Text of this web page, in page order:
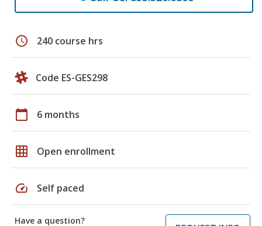
schedule 240 course hrs
Code ES-GES298
calendar_today 6 months
grid_on Open enrollment
speed Self paced
Have a question?